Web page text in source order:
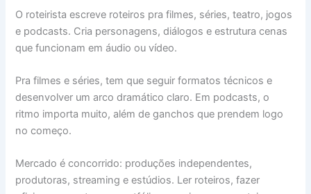
O roteirista escreve roteiros pra filmes, séries, teatro, jogos
e podcasts. Cria personagens, diálogos e estrutura cenas
que funcionam em áudio ou vídeo.
Pra filmes e séries, tem que seguir formatos técnicos e
desenvolver um arco dramático claro. Em podcasts, o
ritmo importa muito, além de ganchos que prendem logo
no começo.
Mercado é concorrido: produções independentes,
produtoras, streaming e estúdios. Ler roteiros, fazer